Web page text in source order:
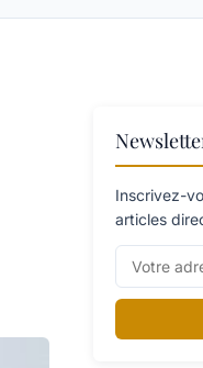
Inscrivez-
articles